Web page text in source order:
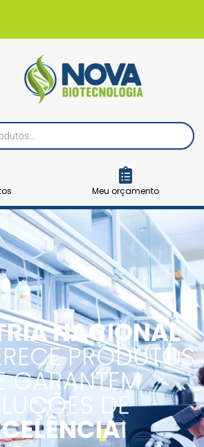
Meu orçamento
NACIONAL
PRODUTOS
GARANTEM
DE
!